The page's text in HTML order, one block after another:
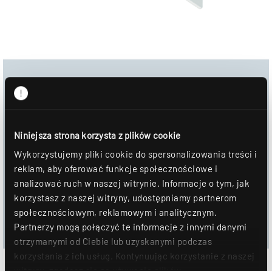
Niniejsza strona korzysta z plików cookie
Wykorzystujemy pliki cookie do spersonalizowania treści i
reklam, aby oferować funkcje społecznościowe i
analizować ruch w naszej witrynie. Informacje o tym, jak
korzystasz z naszej witryny, udostępniamy partnerom
społecznościowym, reklamowym i analitycznym.
Partnerzy mogą połączyć te informacje z innymi danymi
otrzymanymi od Ciebie lub uzyskanymi podczas
korzystania z ich usług. Kontynuując korzystanie z naszej
Download
Arkusz danych
DOWNLOAD
DOŁĄCZYĆ DO NOTATNIKA